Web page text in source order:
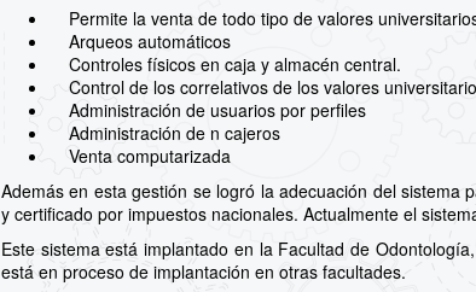
Permite la venta de todo tipo de valores
Arqueos automáticos
Controles físicos en caja y almacén central.
Control de los correlativos de los valores
Administración de usuarios por perfiles
Administración de n cajeros
Venta computarizada
Además en esta gestión se logró la adecuación del sistema
y certificado por impuestos nacionales. Actualmente el
Este sistema está implantado en la Facultad de
está en proceso de implantación en otras facultades.